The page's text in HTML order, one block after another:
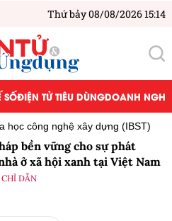
Thứ bảy 08/08/2026 15:14
SỐĐIỆN TỬ TIÊU DÙNGDOANH
học công nghệ xây dựng (IBST)
bền vững cho sự phát
ở xã hội xanh tại Việt Nam
DẪN